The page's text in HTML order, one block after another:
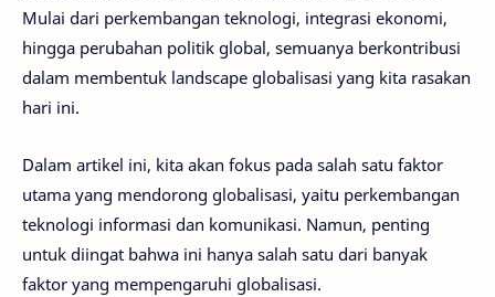
Mulai dari perkembangan teknologi, integrasi ekonomi,
hingga perubahan politik global, semuanya berkontribusi
dalam membentuk landscape globalisasi yang kita rasakan
hari ini.
Dalam artikel ini, kita akan fokus pada salah satu faktor
utama yang mendorong globalisasi, yaitu perkembangan
teknologi informasi dan komunikasi. Namun, penting
untuk diingat bahwa ini hanya salah satu dari banyak
faktor yang mempengaruhi globalisasi.